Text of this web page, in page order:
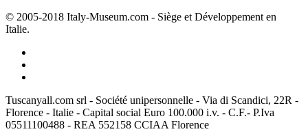
© 2005-2018 Italy-Museum.com - Siège et Développement en
Italie.
Tuscanyall.com srl - Société unipersonnelle - Via di Scandici, 22R -
Florence - Italie - Capital social Euro 100.000 i.v. - C.F.- P.Iva
05511100488 - REA 552158 CCIAA Florence